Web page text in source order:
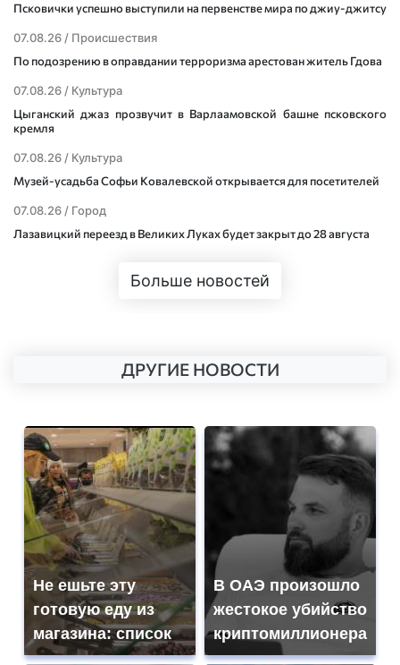
Псковички успешно выступили на первенстве мира по джиу-джитсу
07.08.26 / Происшествия
По подозрению в оправдании терроризма арестован житель Гдова
07.08.26 / Культура
Цыганский джаз прозвучит в Варлаамовской башне псковского
кремля
07.08.26 / Культура
Музей-усадьба Софьи Ковалевской открывается для посетителей
07.08.26 / Город
Лазавицкий переезд в Великих Луках будет закрыт до 28 августа
Больше новостей
ДРУГИЕ НОВОСТИ
Не ешьте эту
готовую еду из
магазина: список
В ОАЭ произошло
жестокое убийство
криптомиллионера